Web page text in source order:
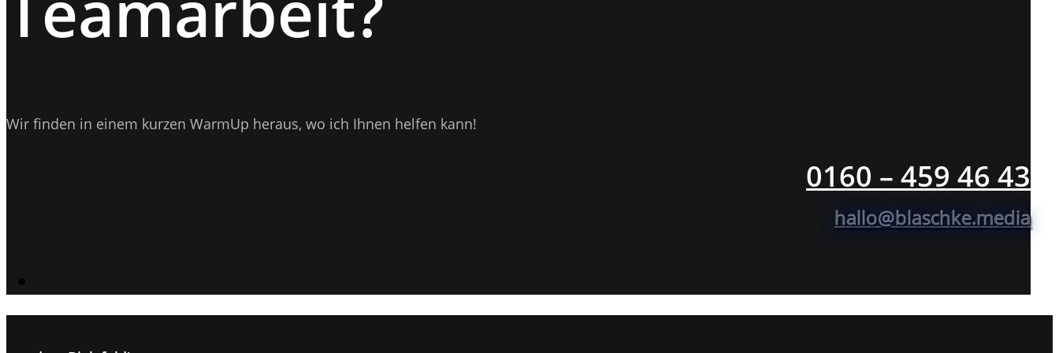
Wir finden in einem kurzen WarmUp heraus, wo ich Ihnen helfen kann!
0160 – 459 46 43
hallo@blaschke.media